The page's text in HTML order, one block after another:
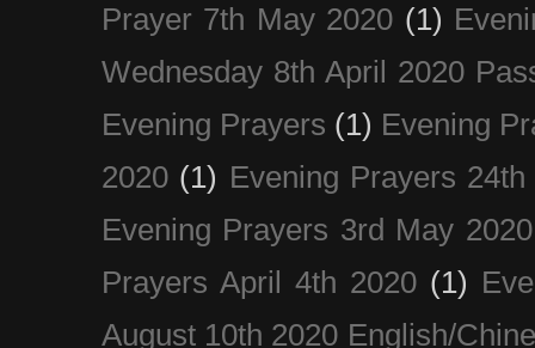
Prayer 7th May 2020 (1)
Wednesday 8th April 2020
Evening Prayers (1) Evening
2020 (1) Evening Prayers
Evening Prayers 3rd May 2020
Prayers April 4th 2020 (1)
August 10th 2020 English/